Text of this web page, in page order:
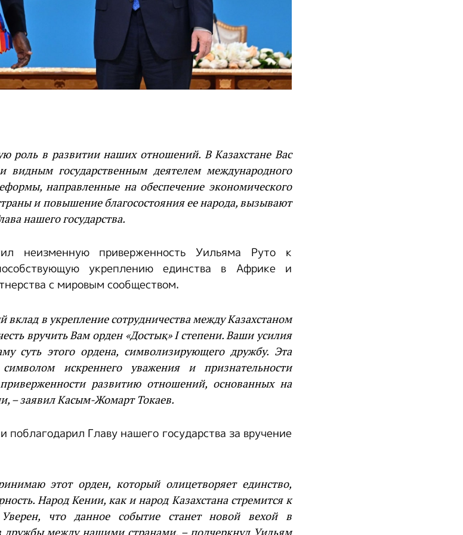
роль в развитии наших отношений. В Казахстане Вас
государственным деятелем международного
направленные на обеспечение экономического
и повышение благосостояния ее народа, вызывают
нашего государства.
неизменную приверженность Уильяма Руто к
укреплению единства в Африке и
с мировым сообществом.
в укрепление сотрудничества между Казахстаном
вручить Вам орден «Достық» I степени. Ваши усилия
суть этого ордена, символизирующего дружбу. Эта
искреннего уважения и признательности
развитию отношений, основанных на
– заявил Касым-Жомарт Токаев.
поблагодарил Главу нашего государства за вручение
этот орден, который олицетворяет единство,
Народ Кении, как и народ Казахстана стремится к
что данное событие станет новой вехой в
дружбы между нашими странами, – подчеркнул Уильям